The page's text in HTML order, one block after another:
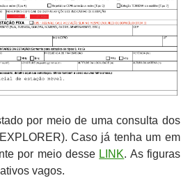
por meio de uma consulta dos
Caso já tenha um em
por meio desse LINK. As figuras
vagos.